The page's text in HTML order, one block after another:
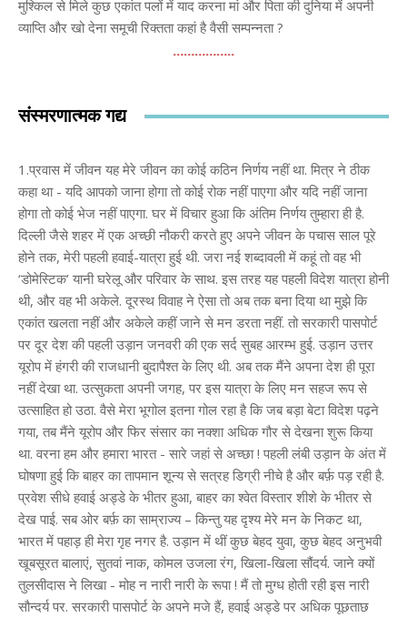
मुश्किल से मिले कुछ एकांत पलों में याद करना मां और पिता की दुनिया में अपनी
व्याप्ति और खो देना समूची रिक्तता कहां है वैसी सम्पन्नता ?
……………..
संस्मरणात्मक गद्य
1.प्रवास में जीवन यह मेरे जीवन का कोई कठिन निर्णय नहीं था. मित्र ने ठीक
कहा था - यदि आपको जाना होगा तो कोई रोक नहीं पाएगा और यदि नहीं जाना
होगा तो कोई भेज नहीं पाएगा. घर में विचार हुआ कि अंतिम निर्णय तुम्हारा ही है.
दिल्ली जैसे शहर में एक अच्छी नौकरी करते हुए अपने जीवन के पचास साल पूरे
होने तक, मेरी पहली हवाई-यात्रा हुई थी. जरा नई शब्दावली में कहूं तो वह भी
‘डोमेस्टिक’ यानी घरेलू और परिवार के साथ. इस तरह यह पहली विदेश यात्रा होनी
थी, और वह भी अकेले. दूरस्थ विवाह ने ऐसा तो अब तक बना दिया था मुझे कि
एकांत खलता नहीं और अकेले कहीं जाने से मन डरता नहीं. तो सरकारी पासपोर्ट
पर दूर देश की पहली उड़ान जनवरी की एक सर्द सुबह आरम्भ हुई. उड़ान उत्तर
यूरोप में हंगरी की राजधानी बुदापैश्त के लिए थी. अब तक मैंने अपना देश ही पूरा
नहीं देखा था. उत्सुकता अपनी जगह, पर इस यात्रा के लिए मन सहज रूप से
उत्साहित हो उठा. वैसे मेरा भूगोल इतना गोल रहा है कि जब बड़ा बेटा विदेश पढ़ने
गया, तब मैंने यूरोप और फिर संसार का नक्शा अधिक गौर से देखना शुरू किया
था. वरना हम और हमारा भारत - सारे जहां से अच्छा ! पहली लंबी उड़ान के अंत में
घोषणा हुई कि बाहर का तापमान शून्य से सत्रह डिग्री नीचे है और बर्फ़ पड़ रही है.
प्रवेश सीधे हवाई अड्डे के भीतर हुआ, बाहर का श्वेत विस्तार शीशे के भीतर से
देख पाई. सब ओर बर्फ़ का साम्राज्य – किन्तु यह दृश्य मेरे मन के निकट था,
भारत में पहाड़ ही मेरा गृह नगर है. उड़ान में थीं कुछ बेहद युवा, कुछ बेहद अनुभवी
खूबसूरत बालाएं, सुतवां नाक, कोमल उजला रंग, खिला-खिला सौंदर्य. जाने क्यों
तुलसीदास ने लिखा - मोह न नारी नारी के रूपा ! मैं तो मुग्ध होती रही इस नारी
सौन्दर्य पर. सरकारी पासपोर्ट के अपने मजे हैं, हवाई अड्डे पर अधिक पूछताछ